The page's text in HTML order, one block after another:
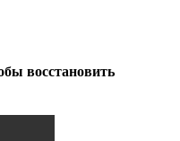
восстановить